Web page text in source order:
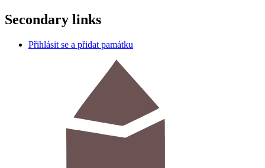
Secondary links
Přihlásit se a přidat památku